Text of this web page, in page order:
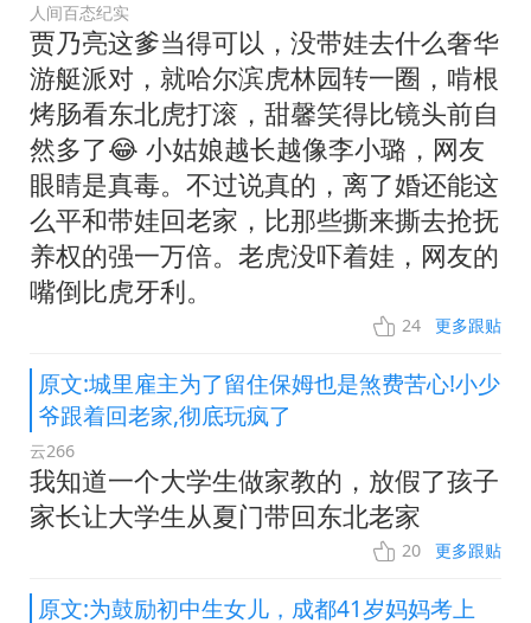
人间百态纪实
贾乃亮这爹当得可以，没带娃去什么奢华
游艇派对，就哈尔滨虎林园转一圈，啃根
烤肠看东北虎打滚，甜馨笑得比镜头前自
然多了😂 小姑娘越长越像李小璐，网友
眼睛是真毒。不过说真的，离了婚还能这
么平和带娃回老家，比那些撕来撕去抢抚
养权的强一万倍。老虎没吓着娃，网友的
嘴倒比虎牙利。
24 更多跟贴
原文:城里雇主为了留住保姆也是煞费苦心!小少
爷跟着回老家,彻底玩疯了
云266
我知道一个大学生做家教的，放假了孩子
家长让大学生从夏门带回东北老家
20 更多跟贴
原文:为鼓励初中生女儿，成都41岁妈妈考上